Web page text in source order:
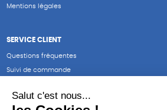
Mentions légales
SERVICE CLIENT
Questions fréquentes
Suivi de commande
Renvoyer des articles